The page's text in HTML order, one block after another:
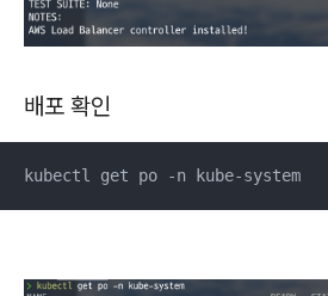
배포 확인
kubectl get po -n kube-system